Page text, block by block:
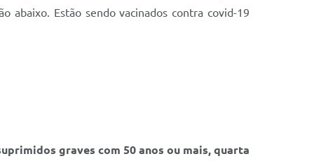
abaixo. Estão sendo vacinados contra covid-19
graves com 50 anos ou mais, quarta